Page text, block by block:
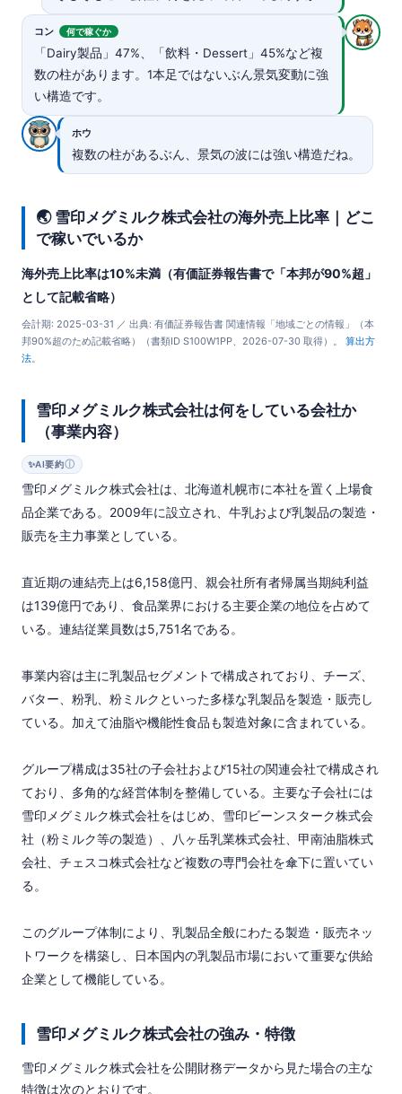
コン 何で稼ぐか
「Dairy製品」47%、「飲料・Dessert」45%など複
数の柱があります。1本足ではないぶん景気変動に強
い構造です。
ホウ
複数の柱があるぶん、景気の波には強い構造だね。
🌏 雪印メグミルク株式会社の海外売上比率｜どこ
で稼いでいるか
海外売上比率は10%未満（有価証券報告書で「本邦が90%超」
として記載省略）
会計期: 2025-03-31 ／ 出典: 有価証券報告書 関連情報「地域ごとの情報」（本
邦90%超のため記載省略）（書類ID S100W1PP、2026-07-30 取得）。 算出方
法
雪印メグミルク株式会社は何をしている会社か
（事業内容）
✨AI要約ⓘ
雪印メグミルク株式会社は、北海道札幌市に本社を置く上場食
品企業である。2009年に設立され、牛乳および乳製品の製造・
販売を主力事業としている。
直近期の連結売上は6,158億円、親会社所有者帰属当期純利益
は139億円であり、食品業界における主要企業の地位を占めて
いる。連結従業員数は5,751名である。
事業内容は主に乳製品セグメントで構成されており、チーズ、
バター、粉乳、粉ミルクといった多様な乳製品を製造・販売し
ている。加えて油脂や機能性食品も製造対象に含まれている。
グループ構成は35社の子会社および15社の関連会社で構成され
ており、多角的な経営体制を整備している。主要な子会社には
雪印メグミルク株式会社をはじめ、雪印ビーンスターク株式会
社（粉ミルク等の製造）、八ヶ岳乳業株式会社、甲南油脂株式
会社、チェスコ株式会社など複数の専門会社を傘下に置いてい
る。
このグループ体制により、乳製品全般にわたる製造・販売ネッ
トワークを構築し、日本国内の乳製品市場において重要な供給
企業として機能している。
雪印メグミルク株式会社の強み・特徴
雪印メグミルク株式会社を公開財務データから見た場合の主な
特徴は次のとおりです。